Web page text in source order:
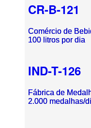
CR-B-121
Comércio de
100 litros por dia
IND-T-126
Fábrica de
2.000 medalhas/